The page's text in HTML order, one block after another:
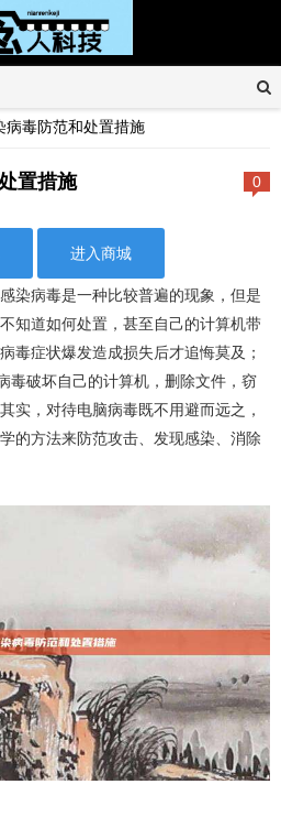
病毒防范和处置措施
0
置措施
进入商城
染病毒是一种比较普遍的现象，但是
知道如何处置，甚至自己的计算机带
毒症状爆发造成损失后才追悔莫及；
毒破坏自己的计算机，删除文件，窃
实，对待电脑病毒既不用避而远之，
的方法来防范攻击、发现感染、消除